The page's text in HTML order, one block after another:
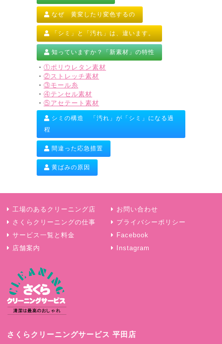
なぜ 黄変したり変色するの
「シミ」と「汚れ」は、違います。
知っていますか？「新素材」の特性
・ ①ポリウレタン素材
・ ②ストレッチ素材
・ ③モール糸
・ ④テンセル素材
・ ⑤アセテート素材
シミの構造 「汚れ」が「シミ」になる過
程
間違った応急措置
黄ばみの原因
工場のあるクリーニング店
さくらクリーニングの仕事
サービス一覧と料金
店舗案内
お問い合わせ
プライバシーポリシー
Facebook
Instagram
さくらクリーニングサービス 平田店